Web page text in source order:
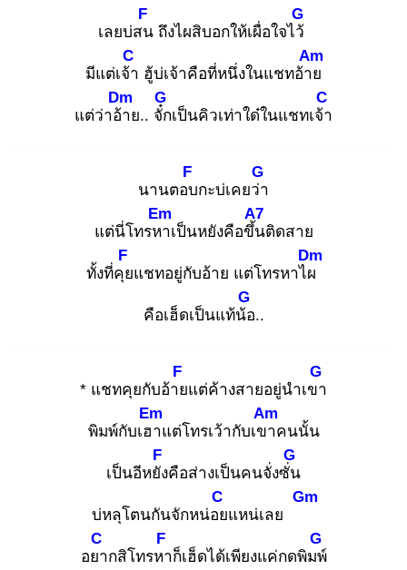
เลยบ่สน
F
ถึงไผสิบอกให้เผื่อใจไว้
G
มีแต่เจ้า
C
ฮู้บ่เจ้าคือที่หนึ่งในแชทอ้าย
Am
แต่ว่าอ้า
Dm
ย.. จั๋ก
G
เป็นคิวเท่าใด๋ในแชทเจ้า
C
นานตอบ
F
กะบ่เคยว่า
G
แต่นี่โทรหา
Em
เป็นหยังคือขึ้น
A7
ติดสาย
ทั้งที่คุย
F
แชทอยู่กับอ้าย แต่โทรหาไผ
Dm
คือเฮ็ดเป็นแท้น้อ
G
..
* แชทคุยกับอ้าย
F
แต่ค้างสายอยู่นำเขา
G
พิมพ์กับเฮา
Em
แต่โทรเว้ากับเขา
Am
คนนั้น
เป็นอีหยัง
F
คือส่างเป็นคนจั่งซั่น
G
บ่หลุโตนกันจักหน่อย
C
แหน่เลย
Gm
อยา
C
กสิโทรหา
F
ก็เฮ็ดได้เพียงแค่กดพิมพ์
G